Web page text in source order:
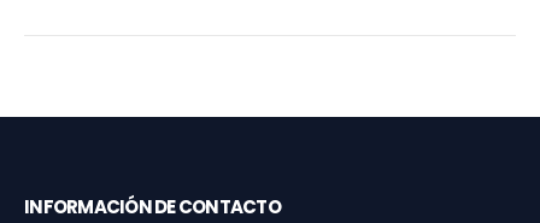
INFORMACIÓN DE CONTACTO